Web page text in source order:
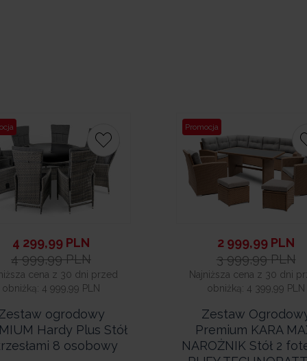
4 299,99 PLN
4 999,99 PLN
cena z 30 dni przed
obniżką: 4 999,99 PLN
ogrodowy
Hardy Plus Stół
8 osobowy
Promocja
2 999,99 PLN
3 999,99 PLN
Najniższa cena z 30 dni
obniżką: 4 399,99 PLN
Zestaw
Premium KARA
NAROŻNIK Stół 2